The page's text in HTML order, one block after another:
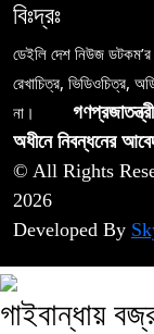
বিঃদ্রঃ
ডেইলি দেশ নিউজ
রেখাচিত্র, ভিডিওচিত্র,
না।
অধীনে নিবন্ধনের
© All Rights
2026
Developed By
গাইবান্ধায়